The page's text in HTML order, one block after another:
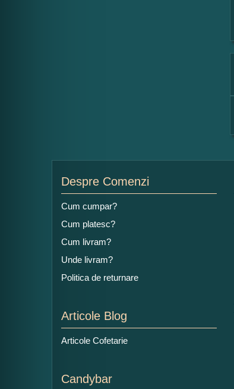
Despre Comenzi
Cum cumpar?
Cum platesc?
Cum livram?
Unde livram?
Politica de returnare
Articole Blog
Articole Cofetarie
Candybar